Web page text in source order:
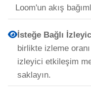
Loom'un akış
İsteğe Bağlı
birlikte izleme
izleyici etkileşim
saklayın.